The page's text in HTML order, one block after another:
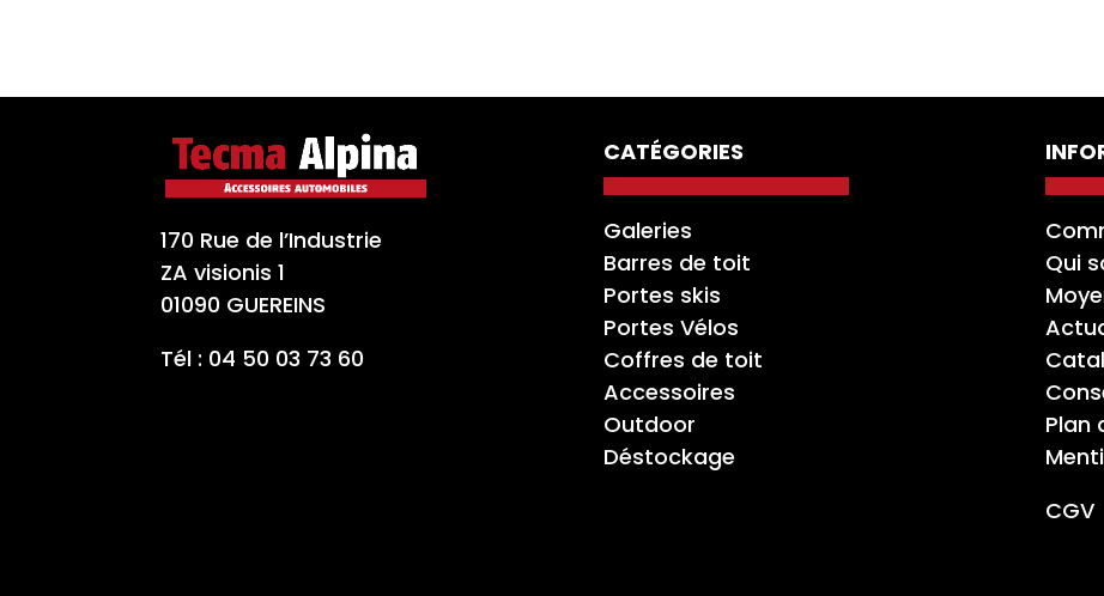
170 Rue de l’Industrie
ZA visionis 1
01090 GUEREINS
Tél : 04 50 03 73 60
CATÉGORIES
Galeries
Barres de toit
Portes skis
Portes Vélos
Coffres de toit
Accessoires
Outdoor
Déstockage
Qui
Plan
CGV